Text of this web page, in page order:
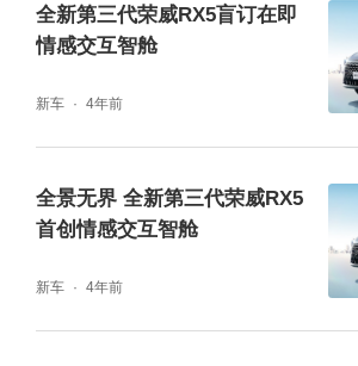
5凭借全新1.5T VTGI发动机与
G2 Plus，实现低油耗与高性能
全新第三代荣威超混eRX5最大
32匹，最大综合扭矩为570牛·
间仅为6.9秒，百公里综合油耗
称“3.0T豪华车动力的平替”。
全新第三代荣威RX5盲订在即
情感交互智舱
新车 4年前
全景无界 全新第三代荣威RX5
首创情感交互智舱
新车 4年前